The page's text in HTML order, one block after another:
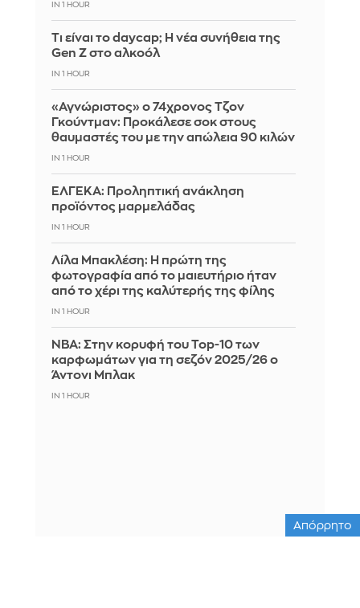
IN 1 HOUR
Τι είναι το daycap; Η νέα συνήθεια της
Gen Z στο αλκοόλ
IN 1 HOUR
«Αγνώριστος» ο 74χρονος Τζον
Γκούντμαν: Προκάλεσε σοκ στους
θαυμαστές του με την απώλεια 90 κιλών
IN 1 HOUR
ΕΛΓΕΚΑ: Προληπτική ανάκληση
προϊόντος μαρμελάδας
IN 1 HOUR
Λίλα Μπακλέση: Η πρώτη της
φωτογραφία από το μαιευτήριο ήταν
από το χέρι της καλύτερής της φίλης
IN 1 HOUR
ΝΒΑ: Στην κορυφή του Top-10 των
καρφωμάτων για τη σεζόν 2025/26 ο
Άντονι Μπλακ
IN 1 HOUR
Απόρρητο